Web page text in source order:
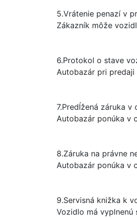
5.Vrátenie penazí v
Zákazník môže
6.Protokol o stave
Autobazár pri
7.Predĺžená záruka v
Autobazár ponúka v
8.Záruka na právne
Autobazár ponúka v
9.Servisná knižka k
Vozidlo má vyplnenú